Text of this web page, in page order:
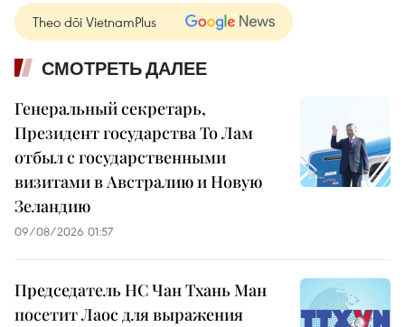
Theo dõi VietnamPlus
СМОТРЕТЬ ДАЛЕЕ
Генеральный секретарь,
Президент государства То Лам
отбыл с государственными
визитами в Австралию и Новую
Зеландию
09/08/2026 01:57
Председатель НС Чан Тхань Ман
посетит Лаос для выражения